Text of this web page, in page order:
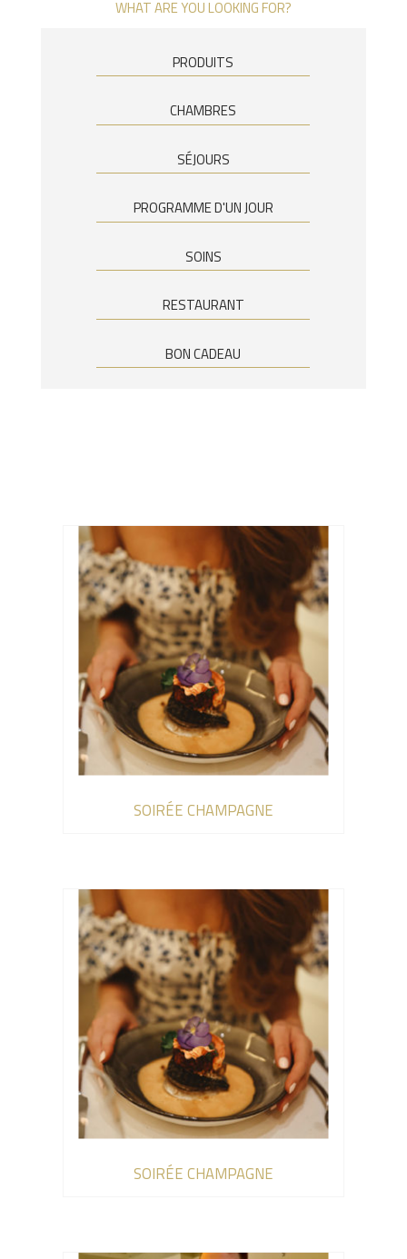
WHAT ARE YOU LOOKING FOR?
PRODUITS
CHAMBRES
SÉJOURS
PROGRAMME D'UN JOUR
SOINS
RESTAURANT
BON CADEAU
SOIRÉE CHAMPAGNE
SOIRÉE CHAMPAGNE